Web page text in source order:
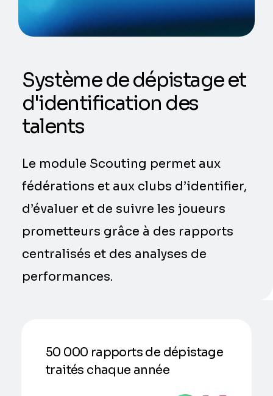
Système de dépistage et
d'identification des
talents
Le module Scouting permet aux
fédérations et aux clubs d’identifier,
d’évaluer et de suivre les joueurs
prometteurs grâce à des rapports
centralisés et des analyses de
performances.
50 000 rapports de dépistage
traités chaque année